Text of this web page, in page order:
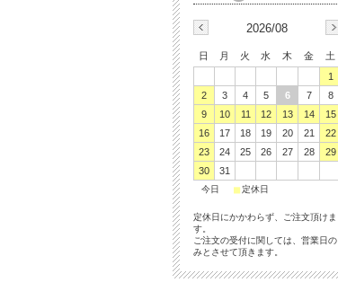
2026/08
日 月 火 水 木 金
土
1
2
3 4 5 6 7
8
9
10 11 12 13 14
15
16
17 18 19 20 21
22
23
24 25 26 27 28
29
30
31
今日 ■定休日
定休日にかかわらず、ご注文頂けま
す。
ご注文の受付に関しては、営業日の
みとさせて頂きます。